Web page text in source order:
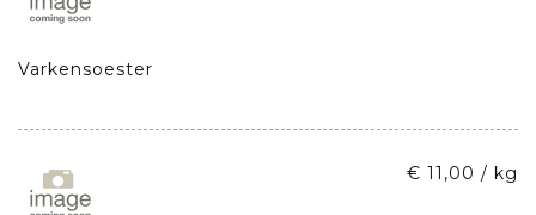
Varkensoester
€ 11,00 / kg